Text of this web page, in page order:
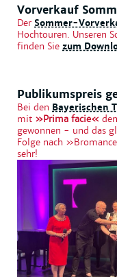
Vorverkauf
Der Sommer-
Hochtouren. Unseren
finden Sie zum
Publikumspreis
Bei den Bayerischen
mit »Prima facie« den
gewonnen - und das
Folge nach
sehr!